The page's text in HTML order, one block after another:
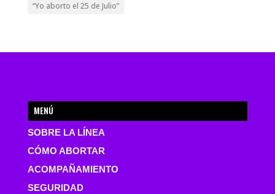
“Yo aborto el 25 de Julio”
MENÚ
SOBRE LA LÍNEA
CÓMO ABORTAR
ACOMPAÑAMIENTO
SEGURIDAD